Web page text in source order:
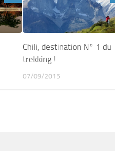
Chili, destination N° 1 du
trekking !
07/09/2015